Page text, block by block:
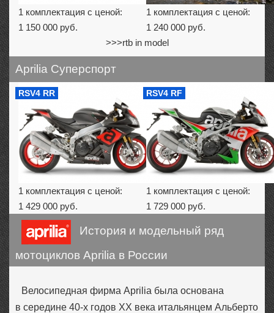
1 комплектация с ценой:
1 150 000 руб.
1 комплектация с ценой:
1 240 000 руб.
>>>rtb in model
Aprilia Суперспорт
RSV4 RR
1 комплектация с ценой:
1 429 000 руб.
RSV4 RF
1 комплектация с ценой:
1 729 000 руб.
История и модельный ряд
мотоциклов Aprilia в России
Велосипедная фирма Aprilia была основана
в середине 40-х годов ХХ века итальянцем Альберто